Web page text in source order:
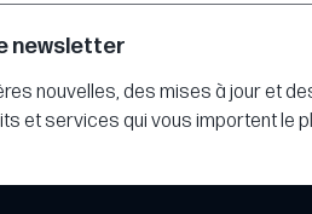
newsletter
nouvelles, des mises à jour et
et services qui vous importent le